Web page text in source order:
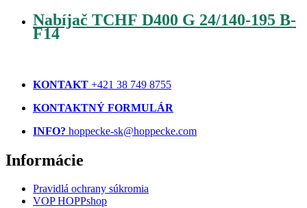
Nabíjač TCHF D400 G 24/140-195 B-
F14
KONTAKT +421 38 749 8755
KONTAKTNÝ FORMULÁR
INFO? hoppecke-sk@hoppecke.com
Informácie
Pravidlá ochrany súkromia
VOP HOPPshop